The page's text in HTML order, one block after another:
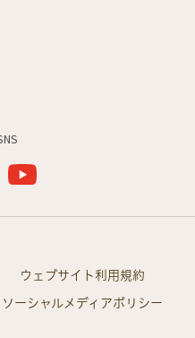
ウェブサイト利用規約
ソーシャルメディアポリシー